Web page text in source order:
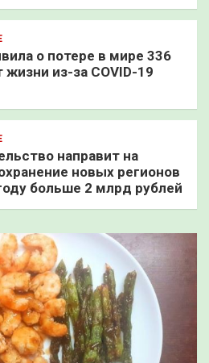
о потере в мире 336
жизни из-за COVID-19
направит на
новых регионов
больше 2 млрд рублей